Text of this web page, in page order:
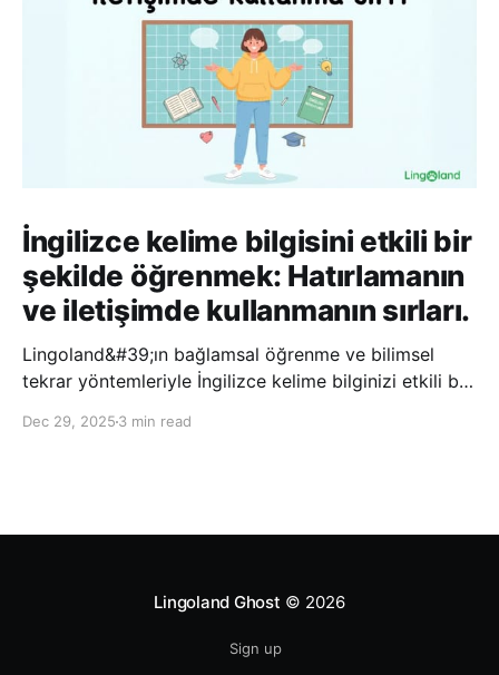
İngilizce kelime bilgisini etkili bir
şekilde öğrenmek: Hatırlamanın
ve iletişimde kullanmanın sırları.
Lingoland&#39;ın bağlamsal öğrenme ve bilimsel
tekrar yöntemleriyle İngilizce kelime bilginizi etkili bir
hatırlayabilir ve daha doğal bir şekilde iletişim
Dec 29, 2025 3 min read
Lingoland Ghost © 2026
Sign up